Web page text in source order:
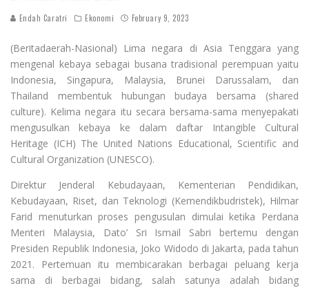
Endah Caratri Ekonomi February 9, 2023
(Beritadaerah-Nasional) Lima negara di Asia Tenggara yang
mengenal kebaya sebagai busana tradisional perempuan yaitu
Indonesia, Singapura, Malaysia, Brunei Darussalam, dan
Thailand membentuk hubungan budaya bersama (shared
culture). Kelima negara itu secara bersama-sama menyepakati
mengusulkan kebaya ke dalam daftar Intangible Cultural
Heritage (ICH) The United Nations Educational, Scientific and
Cultural Organization (UNESCO).
Direktur Jenderal Kebudayaan, Kementerian Pendidikan,
Kebudayaan, Riset, dan Teknologi (Kemendikbudristek), Hilmar
Farid menuturkan proses pengusulan dimulai ketika Perdana
Menteri Malaysia, Dato’ Sri Ismail Sabri bertemu dengan
Presiden Republik Indonesia, Joko Widodo di Jakarta, pada tahun
2021. Pertemuan itu membicarakan berbagai peluang kerja
sama di berbagai bidang, salah satunya adalah bidang